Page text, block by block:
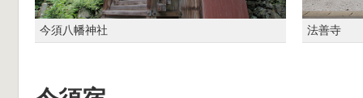
今須八幡神社 法善寺